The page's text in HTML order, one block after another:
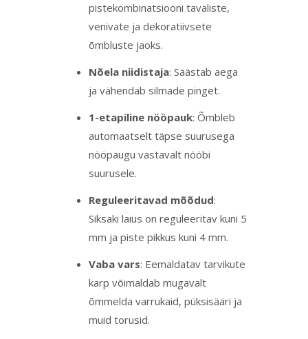
pistekombinatsiooni tavaliste,
venivate ja dekoratiivsete
õmbluste jaoks.
Nõela niidistaja: Säästab aega
ja vähendab silmade pinget.
1-etapiline nööpauk: Õmbleb
automaatselt täpse suurusega
nööpaugu vastavalt nööbi
suurusele.
Reguleeritavad mõõdud:
Siksaki laius on reguleeritav kuni 5
mm ja piste pikkus kuni 4 mm.
Vaba vars: Eemaldatav tarvikute
karp võimaldab mugavalt
õmmelda varrukaid, püksisääri ja
muid torusid.